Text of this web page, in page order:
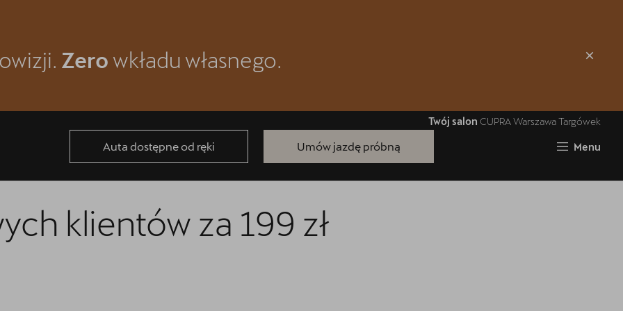
Zero wkładu własnego.
Twój salon CUPRA Warszawa Targówek
Auta dostępne od ręki Umów jazdę próbną Menu
klientów za 199 zł